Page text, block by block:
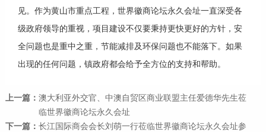
见。作为黄山市重点工程，世界徽商论坛永久会址一直深受各
级政府领导的重视，项目建设不仅要秉持更快更好的方针，安
全问题也是重中之重，节能减排及环保问题也不能落下。如果
出现的任何问题，镇政府都会给予全方位的支持和帮助。
上一篇： 澳大利亚外交官、中澳自贸区商业联盟主任爱德华先生莅
临世界徽商论坛永久会址
下一篇： 长江国际商会会长刘萌一行莅临世界徽商论坛永久会址参